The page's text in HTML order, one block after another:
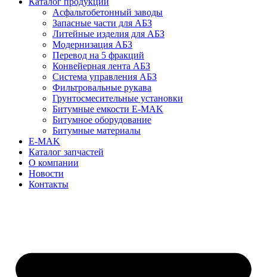
Асфальтобетонный заводы
Запасные части для АБЗ
Литейные изделия для АБЗ
Модернизация АБЗ
Перевод на 5 фракций
Конвейерная лента АБЗ
Система управления АБЗ
Фильтровальные рукава
Грунтосмесительные установки
Битумные емкости E-MAK
Битумное оборудование
Битумные материалы
E-MAK
Каталог запчастей
О компании
Новости
Контакты